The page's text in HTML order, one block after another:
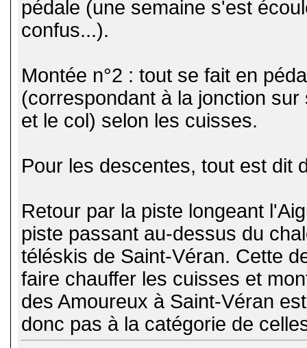
pédale (une semaine s'est
confus...).
Montée n°2 : tout se fait en
(correspondant à la jonction
et le col) selon les cuisses.
Pour les descentes, tout est dit
Retour par la piste longeant
piste passant au-dessus du
téléskis de Saint-Véran. Cette
faire chauffer les cuisses et
des Amoureux à Saint-Véran
donc pas à la catégorie de